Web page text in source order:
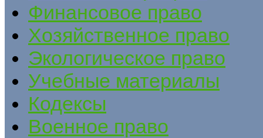
Финансовое право
Хозяйственное право
Экологическое право
Учебные материалы
Кодексы
Военное право